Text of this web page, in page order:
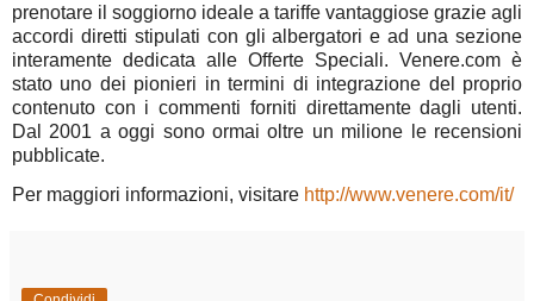
prenotare il soggiorno ideale a tariffe vantaggiose grazie agli
accordi diretti stipulati con gli albergatori e ad una sezione
interamente dedicata alle Offerte Speciali. Venere.com è
stato uno dei pionieri in termini di integrazione del proprio
contenuto con i commenti forniti direttamente dagli utenti.
Dal 2001 a oggi sono ormai oltre un milione le recensioni
pubblicate.
Per maggiori informazioni, visitare http://www.venere.com/it/